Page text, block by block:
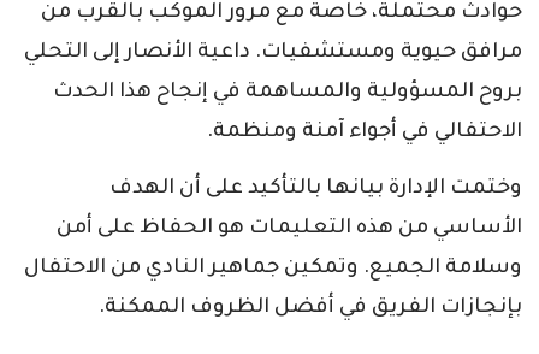
حوادث محتملة، خاصة مع مرور الموكب بالقرب من
مرافق حيوية ومستشفيات. داعية الأنصار إلى التحلي
بروح المسؤولية والمساهمة في إنجاح هذا الحدث
الاحتفالي في أجواء آمنة ومنظمة.
وختمت الإدارة بيانها بالتأكيد على أن الهدف
الأساسي من هذه التعليمات هو الحفاظ على أمن
وسلامة الجميع. وتمكين جماهير النادي من الاحتفال
بإنجازات الفريق في أفضل الظروف الممكنة.